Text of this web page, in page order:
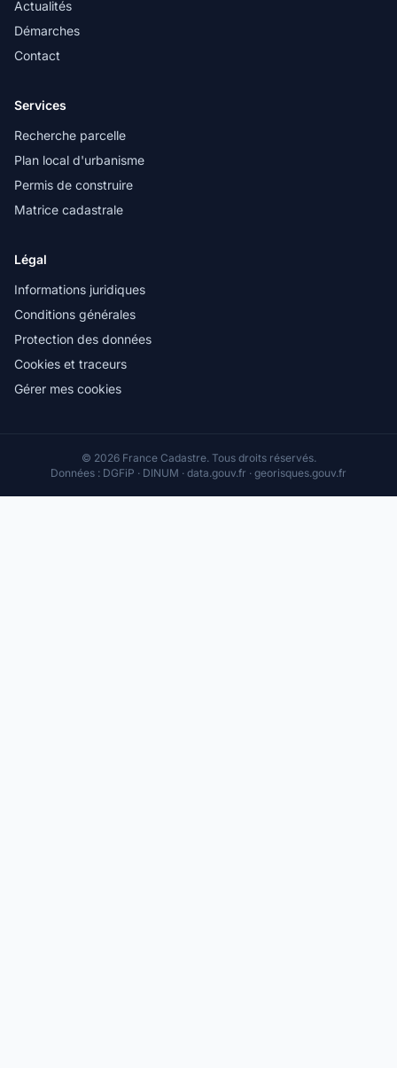
Actualités
Démarches
Contact
Services
Recherche parcelle
Plan local d'urbanisme
Permis de construire
Matrice cadastrale
Légal
Informations juridiques
Conditions générales
Protection des données
Cookies et traceurs
Gérer mes cookies
© 2026 France Cadastre. Tous droits réservés.
Données : DGFiP · DINUM · data.gouv.fr · georisques.gouv.fr